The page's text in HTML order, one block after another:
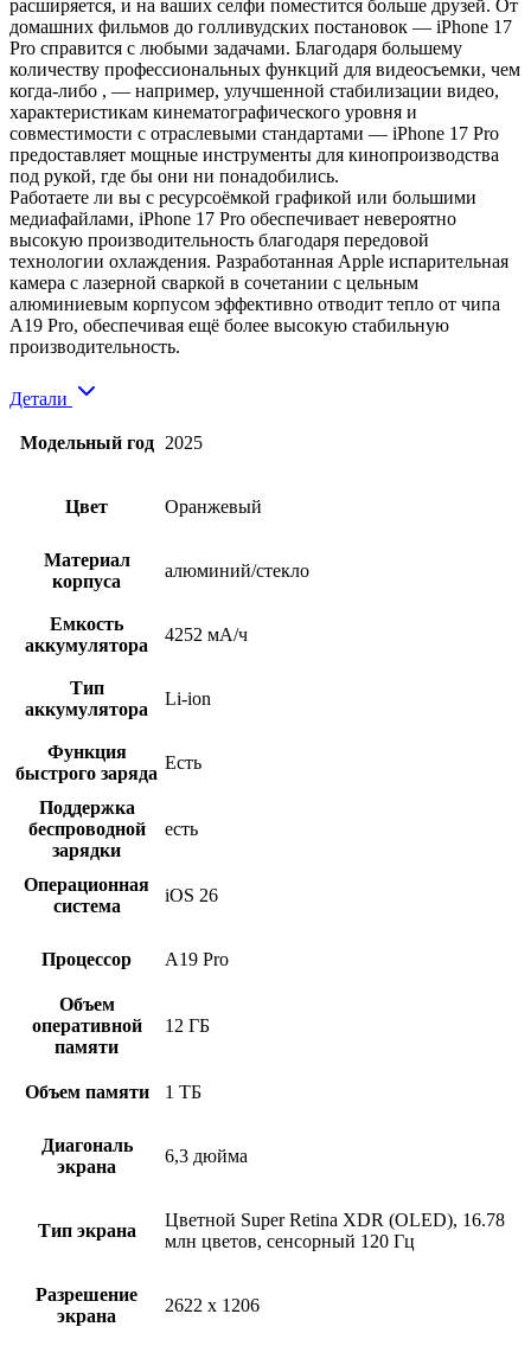
расширяется, и на ваших селфи поместится больше друзей. От
домашних фильмов до голливудских постановок — iPhone 17
Pro справится с любыми задачами. Благодаря большему
количеству профессиональных функций для видеосъемки, чем
когда-либо , — например, улучшенной стабилизации видео,
характеристикам кинематографического уровня и
совместимости с отраслевыми стандартами — iPhone 17 Pro
предоставляет мощные инструменты для кинопроизводства
под рукой, где бы они ни понадобились.
Работаете ли вы с ресурсоёмкой графикой или большими
медиафайлами, iPhone 17 Pro обеспечивает невероятно
высокую производительность благодаря передовой
технологии охлаждения. Разработанная Apple испарительная
камера с лазерной сваркой в ​​сочетании с цельным
алюминиевым корпусом эффективно отводит тепло от чипа
A19 Pro, обеспечивая ещё более высокую стабильную
производительность.
Детали
Модельный год 2025
Цвет Оранжевый
Материал
корпуса
алюминий/cтекло
Емкость
аккумулятора
4252 мА/ч
Тип
аккумулятора
Li-ion
Функция
быстрого заряда
Есть
Поддержка
беспроводной
зарядки
есть
Операционная
система
iOS 26
Процессор A19 Pro
Объем
оперативной
памяти
12 ГБ
Объем памяти 1 ТБ
Диагональ
экрана
6,3 дюйма
Тип экрана
Цветной Super Retina XDR (OLED), 16.78
млн цветов, сенсорный 120 Гц
Разрешение
экрана
2622 x 1206